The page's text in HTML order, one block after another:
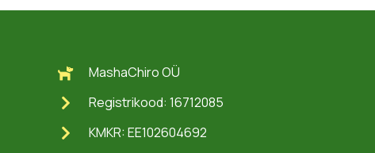
MashaChiro OÜ
Registrikood: 16712085
KMKR: EE102604692